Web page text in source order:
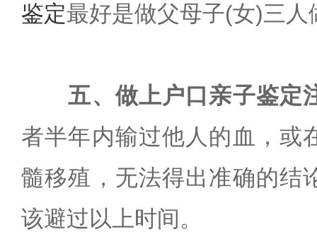
鉴定最好是做父母子(女)三人
五、做上户口亲子鉴定
者半年内输过他人的血，或
髓移殖，无法得出准确的结
该避过以上时间。